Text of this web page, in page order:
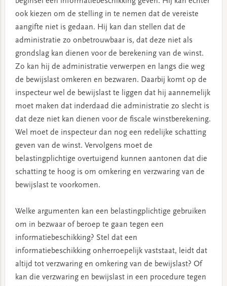
ook kiezen om de stelling in te nemen dat de vereiste
aangifte niet is gedaan. Hij kan dan stellen dat de
administratie zo onbetrouwbaar is, dat deze niet als
grondslag kan dienen voor de berekening van de winst.
Zo kan hij de administratie verwerpen en langs die weg
de bewijslast omkeren en bezwaren. Daarbij komt op de
inspecteur wel de bewijslast te liggen dat hij aannemelijk
moet maken dat inderdaad die administratie zo slecht is
dat deze niet kan dienen voor de fiscale winstberekening.
Wel moet de inspecteur dan nog een redelijke schatting
geven van de winst. Vervolgens moet de
belastingplichtige overtuigend kunnen aantonen dat die
schatting te hoog is om omkering en verzwaring van de
bewijslast te voorkomen.
Welke argumenten kan een belastingplichtige gebruiken
om in bezwaar of beroep te gaan tegen een
informatiebeschikking? Stel dat een
informatiebeschikking onherroepelijk vaststaat, leidt dat
altijd tot verzwaring en omkering van de bewijslast? Of
kan die verzwaring en bewijslast in een procedure tegen